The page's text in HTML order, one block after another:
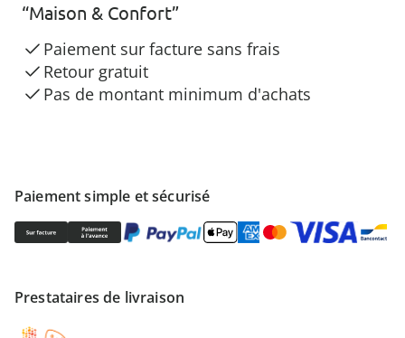
Paiement simple et sécurisé
Prestataires de livraison
“Maison & Confort”
Paiement sur facture sans frais
Retour gratuit
Pas de montant minimum d'achats